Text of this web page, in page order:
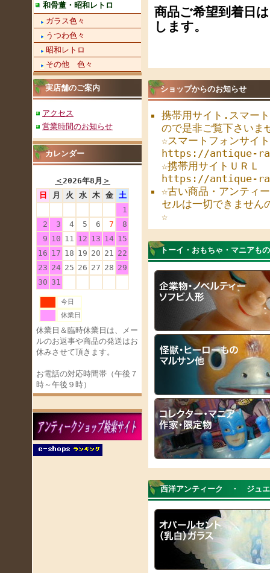
和骨董・昭和レトロ
ガラス色々
うつわ色々
昭和レトロ
その他 色々
実店舗のご案内
アクセス
営業時間のお知らせ
カレンダー
＜2026年8月 ＞
日
月 火 水 木 金
土
1
2
3 4 5 6 7
8
9 10 11 12 13 14 15
16 17 18 19 20 21 22
23 24 25 26 27 28 29
30 31
今日
休業日
休業日＆臨時休業日は、メー
ルのお返事や商品の発送はお
休みさせて頂きます。
お電話の対応時間帯（午後７
時～午後９時）
商品ご希望到着日
します。
ショップからのお知らせ
携帯用サイト.スマー
ので是非ご覧下さいま
☆スマートフォンサイ
https://antique-
☆携帯用サイトＵＲＬ
https://antique-
☆古い商品・アンティ
セルは一切できません
☆
トーイ・おもちゃ・マニアもの
西洋アンティーク ・ ジュ